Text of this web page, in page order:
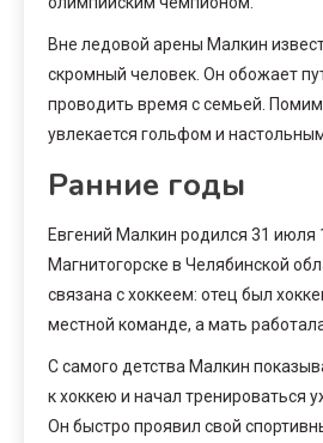
Вне ледовой арены Малкин
скромный человек. Он обожает
проводить время с семьей.
увлекается гольфом и
Ранние годы
Евгений Малкин родился 31 июля
Магнитогорске в Челябинской
связана с хоккеем: отец был
местной команде, а мать
С самого детства Малкин
к хоккею и начал тренироваться
Он быстро проявил свой